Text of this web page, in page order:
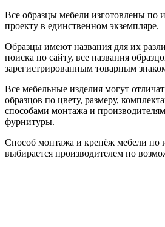
Все образцы мебели изготовлены по
проекту в единственном экземпляре.
Образцы имеют названия для их
поиска по сайту, все названия
зарегистрированным товарным
Все мебельные изделия могут
образцов по цвету, размеру,
способами монтажа и
фурнитуры.
Способ монтажа и крепёж мебели по
выбирается производителем по